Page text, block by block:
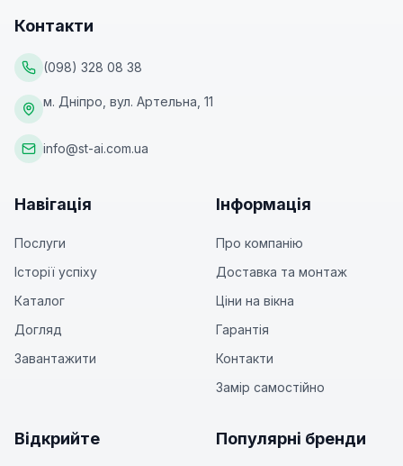
Контакти
(098) 328 08 38
м. Дніпро, вул. Артельна, 11
info@st-ai.com.ua
Навігація
Послуги
Історії успіху
Каталог
Догляд
Завантажити
Інформація
Про компанію
Доставка та монтаж
Ціни на вікна
Гарантія
Контакти
Замір самостійно
Відкрийте Популярні бренди